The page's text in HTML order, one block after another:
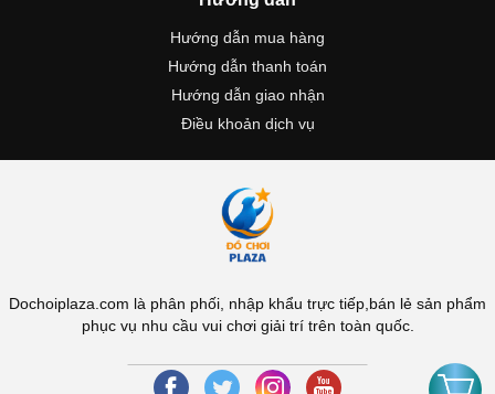
Hướng dẫn mua hàng
Hướng dẫn thanh toán
Hướng dẫn giao nhận
Điều khoản dịch vụ
Dochoiplaza.com là phân phối, nhập khẩu trực tiếp,bán lẻ sản phẩm
phục vụ nhu cầu vui chơi giải trí trên toàn quốc.